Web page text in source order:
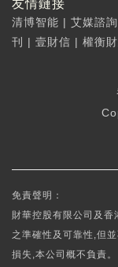
友情鏈接
清博智能 | 艾媒諮詢
刊
| 壹財信 | 權衡
免責聲明：
財華控股有限公司及
之準確性及可靠性,但
損失,本公司概不負責。